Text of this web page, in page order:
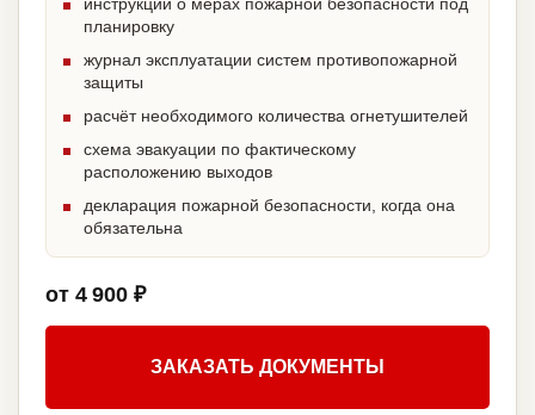
планировку
журнал эксплуатации систем противопожарной
защиты
расчёт необходимого количества огнетушителей
схема эвакуации по фактическому
расположению выходов
декларация пожарной безопасности, когда она
обязательна
от 4 900 ₽
ЗАКАЗАТЬ ДОКУМЕНТЫ